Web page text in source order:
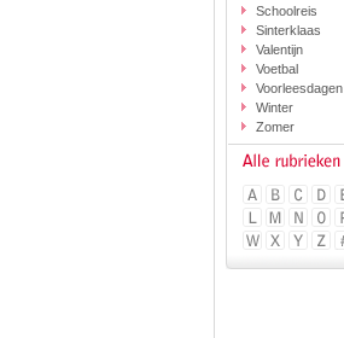
Schoolreis
Sinterklaas
Valentijn
Voetbal
Voorleesdagen
Winter
Zomer